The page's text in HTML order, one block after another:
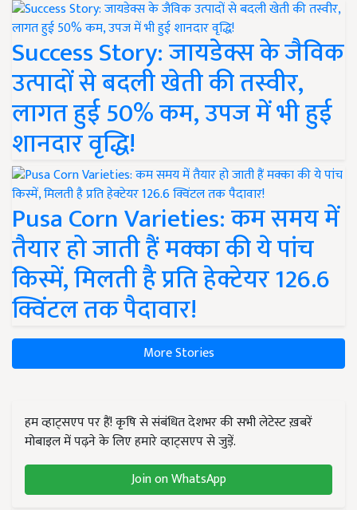
Success Story: जायडेक्स के जैविक
उत्पादों से बदली खेती की तस्वीर,
लागत हुई 50% कम, उपज में भी हुई
शानदार वृद्धि!
Pusa Corn Varieties: कम समय में
तैयार हो जाती हैं मक्का की ये पांच
किस्में, मिलती है प्रति हेक्टेयर 126.6
क्विंटल तक पैदावार!
More Stories
हम व्हाट्सएप पर हैं! कृषि से संबंधित देशभर की सभी लेटेस्ट ख़बरें
मोबाइल में पढ़ने के लिए हमारे व्हाट्सएप से जुड़ें.
Join on WhatsApp